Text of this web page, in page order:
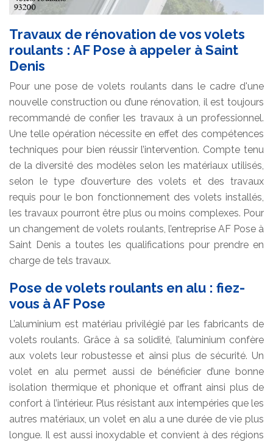
Travaux de rénovation de vos volets
roulants : AF Pose à appeler à Saint
Denis
Pour une pose de volets roulants dans le cadre d'une
nouvelle construction ou d’une rénovation, il est toujours
recommandé de confier les travaux à un professionnel.
Une telle opération nécessite en effet des compétences
techniques pour bien réussir l’intervention. Compte tenu
de la diversité des modèles selon les matériaux utilisés,
selon le type d’ouverture des volets et des travaux
requis pour le bon fonctionnement des volets installés,
les travaux pourront être plus ou moins complexes. Pour
un changement de volets roulants, l’entreprise AF Pose à
Saint Denis a toutes les qualifications pour prendre en
charge de tels travaux.
Pose de volets roulants en alu : fiez-
vous à AF Pose
L’aluminium est matériau privilégié par les fabricants de
volets roulants. Grâce à sa solidité, l’aluminium confère
aux volets leur robustesse et ainsi plus de sécurité. Un
volet en alu permet aussi de bénéficier d’une bonne
isolation thermique et phonique et offrant ainsi plus de
confort à l’intérieur. Plus résistant aux intempéries que les
autres matériaux, un volet en alu a une durée de vie plus
longue. Il est aussi inoxydable et convient à des régions